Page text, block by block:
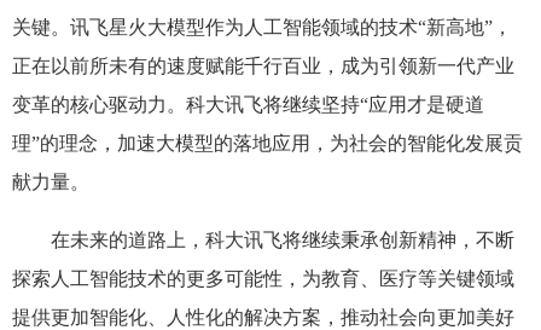
关键。讯飞星火大模型作为人工智能领域的技术“新高地”，
正在以前所未有的速度赋能千行百业，成为引领新一代产业
变革的核心驱动力。科大讯飞将继续坚持“应用才是硬道
理”的理念，加速大模型的落地应用，为社会的智能化发展贡
献力量。
在未来的道路上，科大讯飞将继续秉承创新精神，不断
探索人工智能技术的更多可能性，为教育、医疗等关键领域
提供更加智能化、人性化的解决方案，推动社会向更加美好